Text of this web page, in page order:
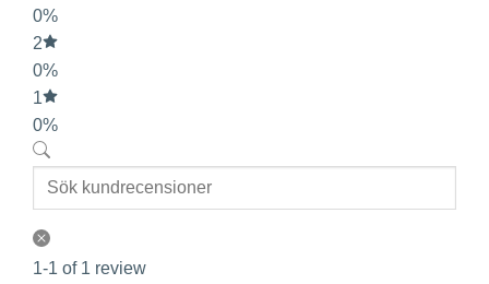
0%
2
0%
1
0%
1-1 of 1 review